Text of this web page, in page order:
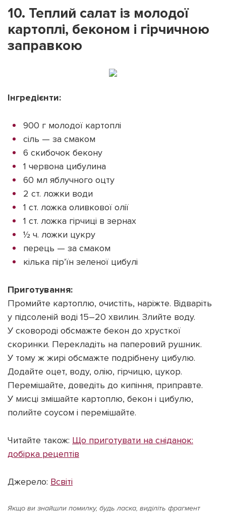
10. Теплий салат із молодої
картоплі, беконом і гірчичною
заправкою
Інгредієнти:
900 г молодої картоплі
сіль — за смаком
6 скибочок бекону
1 червона цибулина
60 мл яблучного оцту
2 ст. ложки води
1 ст. ложка оливкової олії
1 ст. ложка гірчиці в зернах
½ ч. ложки цукру
перець — за смаком
кілька пір’їн зеленої цибулі
Приготування:
Промийте картоплю, очистіть, наріжте. Відваріть
у підсоленій воді 15–20 хвилин. Злийте воду.
У сковороді обсмажте бекон до хрусткої
скоринки. Перекладіть на паперовий рушник.
У тому ж жирі обсмажте подрібнену цибулю.
Додайте оцет, воду, олію, гірчицю, цукор.
Перемішайте, доведіть до кипіння, приправте.
У мисці змішайте картоплю, бекон і цибулю,
полийте соусом і перемішайте.
Читайте також: Що приготувати на сніданок:
добірка рецептів
Джерело: Всвіті
Якщо ви знайшли помилку, будь ласка, виділіть фрагмент